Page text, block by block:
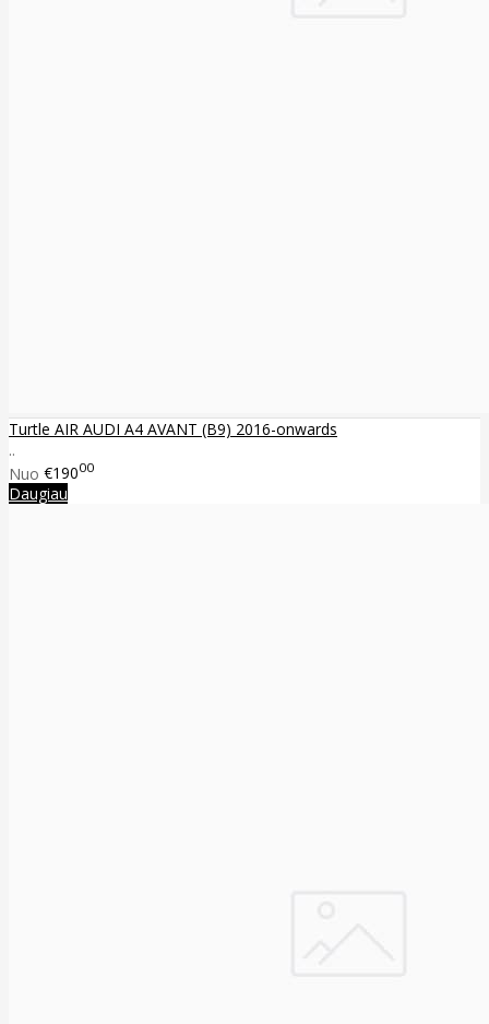
Turtle AIR AUDI A4 AVANT (B9) 2016-onwards
..
Nuo €19000
Daugiau